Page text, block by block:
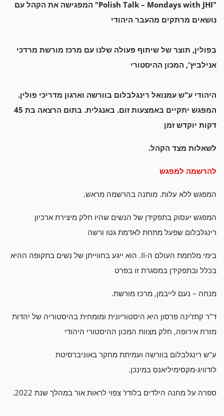
"Polish Talk – Mondays with JHI"
המפגישה את הקהל עם
נושאים מרתקים מהעבר היהודי
בפולין, תוצר של שיתוף פעולה שלנו עם מרכז מורשת מרדכי
אנילביץ', המכון ההיסטורי
היהודי ע"ש עמנואל רינגלבלום בוורשה וארגון מדריכי פולין.
המפגש יתקיים באמצעות זום. באנגלית. בתום הרצאה בת 45
דקות יוקדש זמן
לשאלות מצד הקהל.
להרשמה למפגש
המפגש ללא עלות. מותנה בהרשמה מראש.
המפגש יעסוק בתפקידן של הנשים שהיו חלק מיצירת ארכיון
רינגלבלום שפעל מתחת לאדמת גטו ורשה
בימי מלחמת העולם ה-II. הוא ייגע בחווייתן של נשים בתקופה ההיא
בכלל ובתפקידן במסגרת זו בפרט
מנחה – נעם לייבמן, מרכז מורשת.
ד"ר קתז'ינה פרסון היא היסטוריונית ומומחית בהיסטוריה של יהדות
מזרח אירופה, חלק מצוות המכון ההיסטורי היהודי
ע"ש רינגלבלום בוורשה ועמיתת מחקר באוניברסיטת
לודוויג-מקסימיליאנס במינכן.
ספרה על מחנה הילדים בלודז' צפוי לראות אור במהלך שנת 2022.